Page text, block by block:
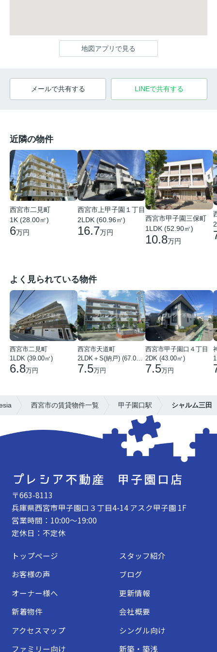
地図アプリで見る
メールで共有する LINEで共有する
近隣の物件
西宮市二見町
1K (28.00㎡)
6万円
西宮市上甲子園１丁目
2LDK (60.96㎡)
16.7万円
西宮市甲子園三保町
1LDK (52.90㎡)
10.8万円
よく見られている物件
西宮市二見町
1LDK (39.00㎡)
6.8万円
西宮市天道町
2LDK＋S(納戸) (67.00㎡)
7.5万円
西宮市甲子園口４丁目
2DK (43.00㎡)
7.5万円
西宮市の賃貸物件一覧 甲子園口駅 シャルム三田
〒663-8113
兵庫県西宮市甲子園口３丁目4-14 アスク甲子園 1F
営業時間：10:00～19:00
定休日：不定休
トップページ
スタッフ紹介
お客様の声
ブログ
オーナー様へ
更新情報
新着物件
会社概要
アクセスマップ
シングル向け
ファミリー向け
新築・築浅